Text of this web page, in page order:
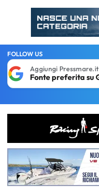
FOLLOW US
Aggiungi
Fonte preferita su